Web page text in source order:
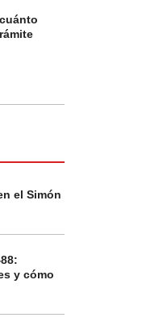
el Simón
y cómo